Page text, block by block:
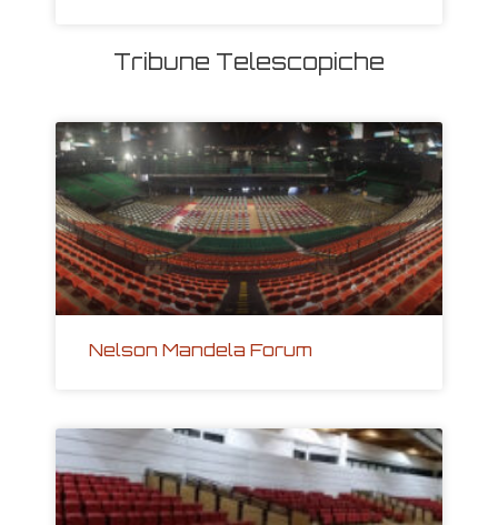
Tribune Telescopiche
Nelson Mandela Forum